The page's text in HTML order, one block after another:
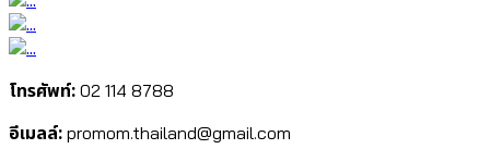
โทรศัพท์: 02 114 8788
อีเมลล์: promom.thailand@gmail.com